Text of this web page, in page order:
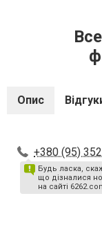
Опис
+380 (95)
Будь ласка,
що дізналися
на сайті